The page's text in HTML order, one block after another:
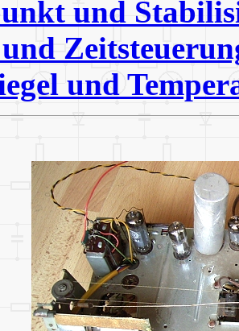
und
und